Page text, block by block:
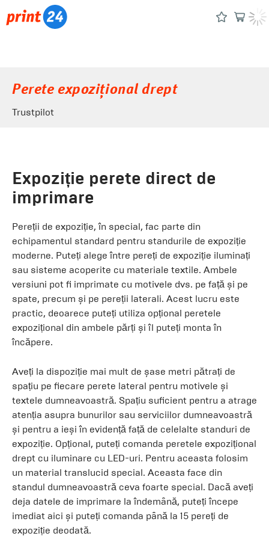
Perete expozițional drept
Trustpilot
Expoziție perete direct de
imprimare
Pereții de expoziție, în special, fac parte din
echipamentul standard pentru standurile de expoziție
moderne. Puteți alege între pereți de expoziție iluminați
sau sisteme acoperite cu materiale textile. Ambele
versiuni pot fi imprimate cu motivele dvs. pe față și pe
spate, precum și pe pereții laterali. Acest lucru este
practic, deoarece puteți utiliza opțional peretele
expozițional din ambele părți și îl puteți monta în
încăpere.
Aveți la dispoziție mai mult de șase metri pătrați de
spațiu pe fiecare perete lateral pentru motivele și
textele dumneavoastră. Spațiu suficient pentru a atrage
atenția asupra bunurilor sau serviciilor dumneavoastră
și pentru a ieși în evidență față de celelalte standuri de
expoziție. Opțional, puteți comanda peretele expozițional
drept cu iluminare cu LED-uri. Pentru aceasta folosim
un material translucid special. Aceasta face din
standul dumneavoastră ceva foarte special. Dacă aveți
deja datele de imprimare la îndemână, puteți începe
imediat aici și puteți comanda până la 15 pereți de
expoziție deodată.